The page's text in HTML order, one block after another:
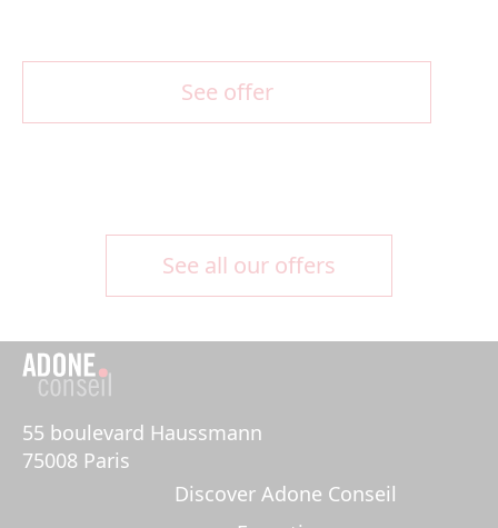
See offer
See all our offers
55 boulevard Haussmann
75008 Paris
Discover Adone Conseil